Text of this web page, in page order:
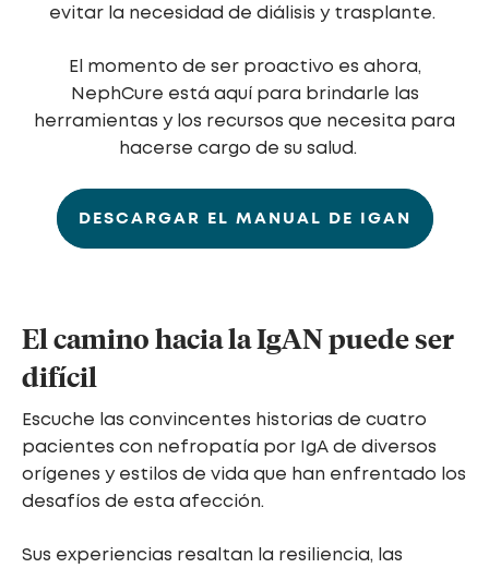
evitar la necesidad de diálisis y trasplante.
El momento de ser proactivo es ahora,
NephCure está aquí para brindarle las
herramientas y los recursos que necesita para
hacerse cargo de su salud.
DESCARGAR EL MANUAL DE IGAN
El camino hacia la IgAN puede ser
difícil
Escuche las convincentes historias de cuatro
pacientes con nefropatía por IgA de diversos
orígenes y estilos de vida que han enfrentado los
desafíos de esta afección.
Sus experiencias resaltan la resiliencia, las